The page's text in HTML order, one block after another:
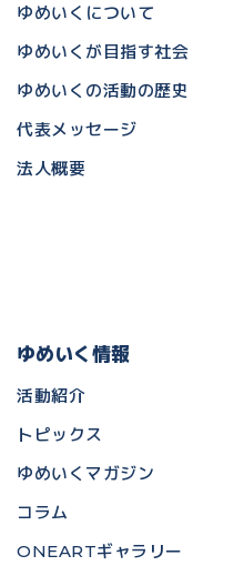
ゆめいくについて
ゆめいくが目指す社会
ゆめいくの活動の歴史
代表メッセージ
法人概要
ゆめいく情報
活動紹介
トピックス
ゆめいくマガジン
コラム
ONEARTギャラリー